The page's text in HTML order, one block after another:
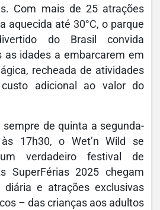
Com mais de 25 atrações
aquecida até 30°C, o parque
do Brasil convida
as idades a embarcarem em
recheada de atividades
adicional ao valor do
sempre de quinta a segunda-
17h30, o Wet’n Wild se
verdadeiro festival de
SuperFérias 2025 chegam
diária e atrações exclusivas
– das crianças aos adultos